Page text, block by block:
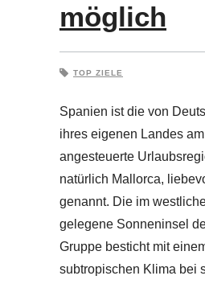
möglich
TOP ZIELE
Spanien ist die von
ihres eigenen Landes
angesteuerte
natürlich Mallorca,
genannt. Die im
gelegene Sonneninsel
Gruppe besticht mit
subtropischen Klima bei